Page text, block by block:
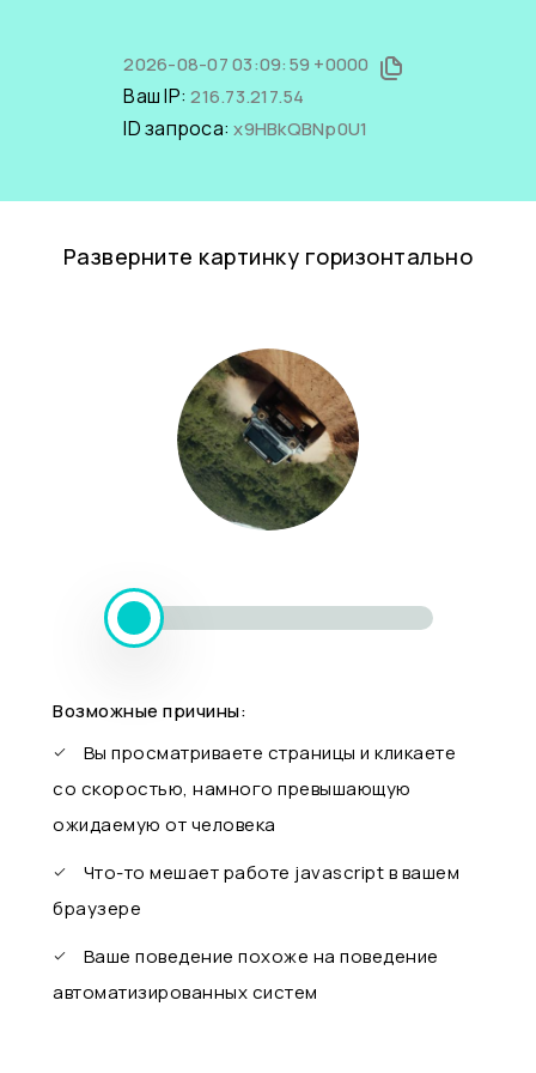
2026-08-07 03:09:59 +0000
Ваш IP:216.73.217.54
ID запроса:x9HBkQBNp0U1
Разверните картинку горизонтально
Возможные причины:
Вы просматриваете страницы и кликаете
со скоростью, намного превышающую
ожидаемую от человека
Что-то мешает работе javascript в вашем
браузере
Ваше поведение похоже на поведение
автоматизированных систем